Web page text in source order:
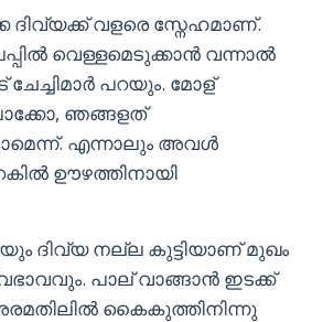
ദിവ്യക്ക് വളരെ സ്നേഹമാണ്.
വെള്ളമെടുക്കാൻ വന്നാൽ
പറയും. മോള്
ഞങ്ങളത്
എന്നാലും അവൾ
ഊഴത്തിനായി
ദിവ്യ നല്ല കുട്ടിയാണ് മുഖം
പാല് വാങ്ങാൻ ഇടക്ക്
അരമതിലിൽ കൈകുത്തിനിന്നു